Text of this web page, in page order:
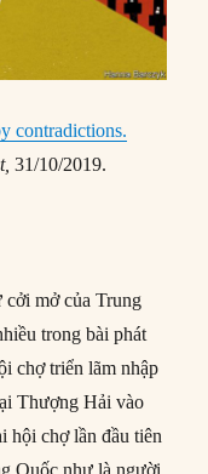
contradictions.
31/10/2019.
cởi mở của Trung
trong bài phát
chợ triển lãm nhập
Thượng Hải vào
hội chợ lần đầu tiên
Quốc như là người